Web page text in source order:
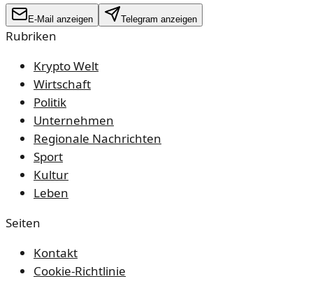
E-Mail anzeigen Telegram anzeigen
Rubriken
Krypto Welt
Wirtschaft
Politik
Unternehmen
Regionale Nachrichten
Sport
Kultur
Leben
Seiten
Kontakt
Cookie-Richtlinie